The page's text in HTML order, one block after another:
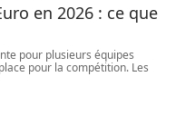
en 2026 : ce que
pour plusieurs équipes
pour la compétition. Les